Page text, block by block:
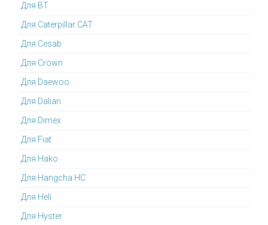
Для BT
Для Caterpillar CAT
Для Cesab
Для Crown
Для Daewoo
Для Dalian
Для Dimex
Для Fiat
Для Hako
Для Hangcha HC
Для Heli
Для Hyster